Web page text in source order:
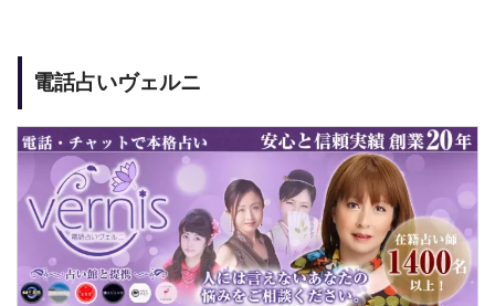
電話占いヴェルニ